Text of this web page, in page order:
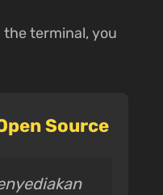
terminal, you
Source